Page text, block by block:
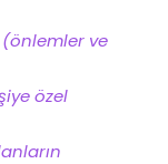
(önlemler ve
özel